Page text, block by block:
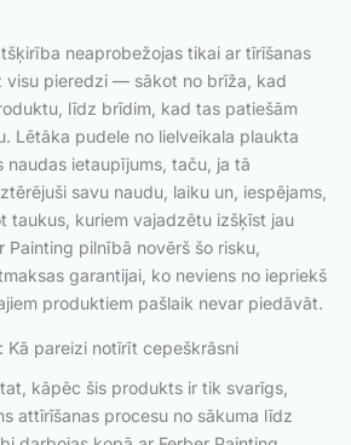
neaprobežojas tikai ar tīrīšanas
visu pieredzi — sākot no brīža, kad
līdz brīdim, kad tas patiešām
Lētāka pudele no lielveikala plaukta
naudas ietaupījums, taču, ja tā
savu naudu, laiku un, iespējams,
taukus, kuriem vajadzētu izšķīst jau
Painting pilnībā novērš šo risku,
garantijai, ko neviens no iepriekš
produktiem pašlaik nevar piedāvāt.
Kā pareizi notīrīt cepeškrāsni
kāpēc šis produkts ir tik svarīgs,
attīrīšanas procesu no sākuma līdz